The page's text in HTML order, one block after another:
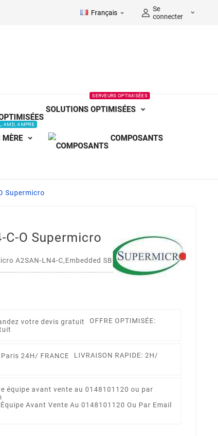
Français 
Se
connecter

SOLUTIONS OPTIMISÉES
SERVEURS OPTIMISÉES
MÈRE
AMD, AMPRE
COMPOSANTS
Supermicro
C-O Supermicro
A2SAN-LN4-C,Embedded SBC,Apollo Lake
OFFRE OPTIMISÉE:
LIVRAISON RAPIDE: 2H/
Avant Vente Au 0148101120 Ou Par Email